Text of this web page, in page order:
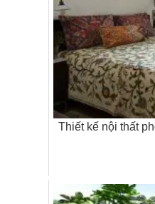
Thiết kế nội thất